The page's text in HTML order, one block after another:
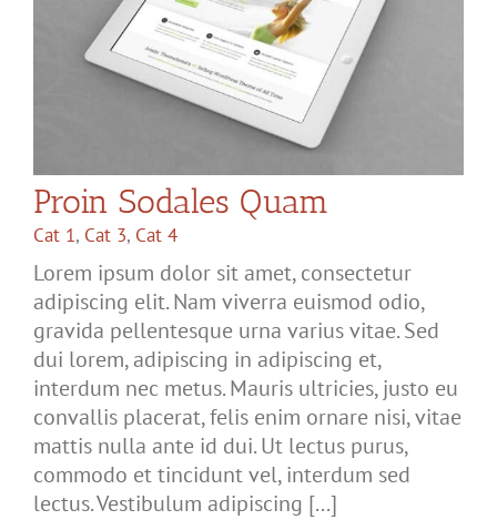
Proin Sodales Quam
Cat 1, Cat 3, Cat 4
Lorem ipsum dolor sit amet, consectetur
adipiscing elit. Nam viverra euismod odio,
gravida pellentesque urna varius vitae. Sed
dui lorem, adipiscing in adipiscing et,
interdum nec metus. Mauris ultricies, justo eu
convallis placerat, felis enim ornare nisi, vitae
mattis nulla ante id dui. Ut lectus purus,
commodo et tincidunt vel, interdum sed
lectus. Vestibulum adipiscing [...]